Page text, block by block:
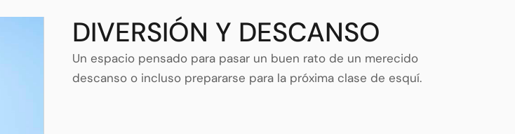
DIVERSIÓN Y DESCANSO
Un espacio pensado para pasar un buen rato de un merecido
descanso o incluso prepararse para la próxima clase de esquí.